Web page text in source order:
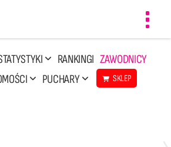
RANKINGI ZAWODNICY
PUCHARY SKLEP